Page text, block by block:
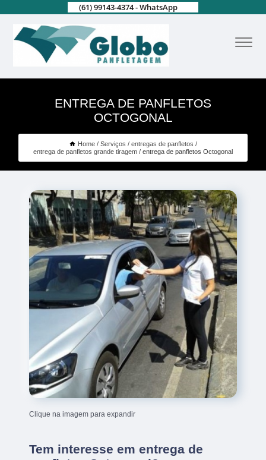
(61) 99143-4374 - WhatsApp
ENTREGA DE PANFLETOS
OCTOGONAL
Home Serviços
entregas de panfletos
entrega de panfletos grande tiragem
entrega de panfletos Octogonal
Clique na imagem para expandir
Tem interesse em entrega de